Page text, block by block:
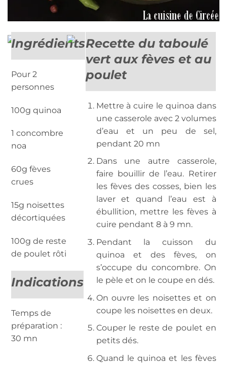
Ingrédients
Pour 2
personnes
100g quinoa
1 concombre
noa
60g fèves
crues
15g noisettes
décortiquées
100g de reste
de poulet rôti
Indications
Temps de
préparation :
30 mn
Recette du taboulé
vert aux fèves et au
poulet
Mettre à cuire le quinoa dans
une casserole avec 2 volumes
d’eau et un peu de sel,
pendant 20 mn
Dans une autre casserole,
faire bouillir de l’eau. Retirer
les fèves des cosses, bien les
laver et quand l’eau est à
ébullition, mettre les fèves à
cuire pendant 8 à 9 mn.
Pendant la cuisson du
quinoa et des fèves, on
s’occupe du concombre. On
le pèle et on le coupe en dés.
On ouvre les noisettes et on
coupe les noisettes en deux.
Couper le reste de poulet en
petits dés.
Quand le quinoa et les fèves